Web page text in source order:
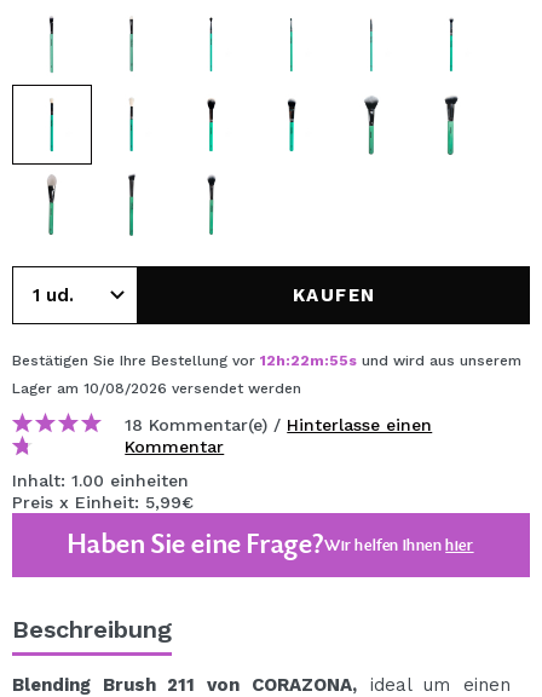
KAUFEN
Bestätigen Sie Ihre Bestellung vor 12h:22m:54s und wird aus unserem
Lager am 10/08/2026 versendet werden
18 Kommentar(e) / Hinterlasse einen
Kommentar
Inhalt: 1.00 einheiten
Preis x Einheit: 5,99€
Haben Sie eine Frage?Wir helfen Ihnenhier
Beschreibung
Blending Brush 211 von CORAZONA,ideal um einen